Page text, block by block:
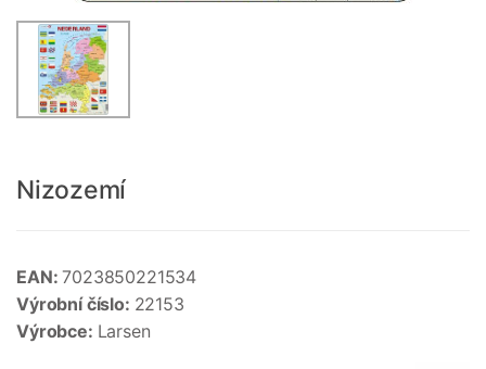
Nizozemí
EAN: 7023850221534
Výrobní číslo: 22153
Výrobce: Larsen